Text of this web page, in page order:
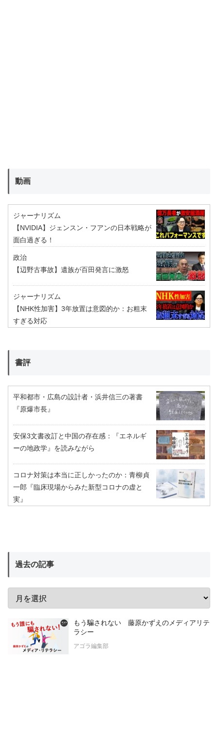
動画
ジャーナリズム
【NVIDIA】ジェンスン・フアンの日本戦略が
面白過ぎる！
政治
【辺野古事故】遺族が百田発言に激怒
ジャーナリズム
【NHK性加害】3年放置は意図的か：お粗末
すぎる対応
書評
平和都市・広島の設計者・浜井信三の著書
『原爆市長』
安保3文書改訂と中国の存在感：『エネルギ
ーの地政学』を読みながら
コロナ対策は本当に正しかったのか：青柳貞
一郎『臨床現場からみた新型コロナの虚と
実』
過去の記事
もう騙されない 藤原かずえのメディアリテ
ラシー
アゴラ編集部